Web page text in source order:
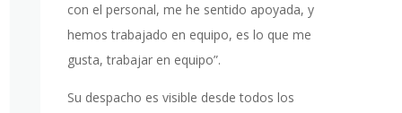
con el personal, me he sentido apoyada, y
hemos trabajado en equipo, es lo que me
gusta, trabajar en equipo”.
Su despacho es visible desde todos los